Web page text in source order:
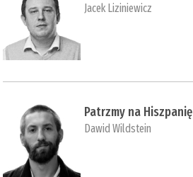
Jacek Liziniewicz
Patrzmy na Hiszpanię
Dawid Wildstein